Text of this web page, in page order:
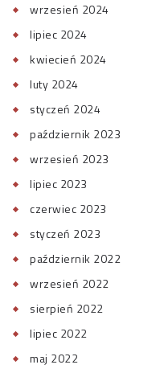
wrzesień 2024
lipiec 2024
kwiecień 2024
luty 2024
styczeń 2024
październik 2023
wrzesień 2023
lipiec 2023
czerwiec 2023
styczeń 2023
październik 2022
wrzesień 2022
sierpień 2022
lipiec 2022
maj 2022